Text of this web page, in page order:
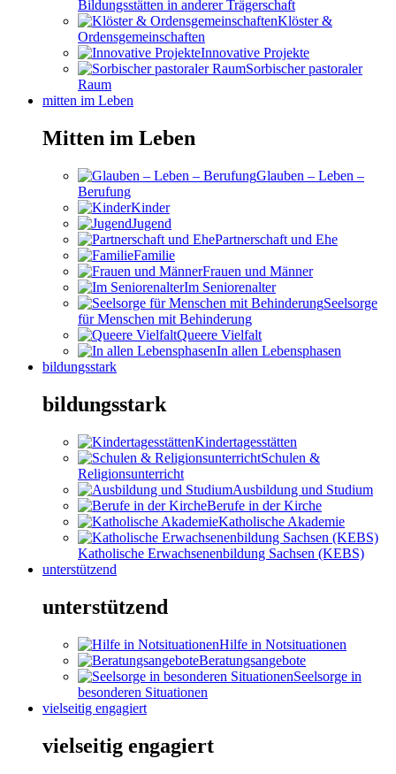
Bildungsstätten in anderer Trägerschaft
Klöster &
Ordensgemeinschaften
Innovative Projekte
Sorbischer pastoraler
Raum
mitten im Leben
Mitten im Leben
Glauben – Leben –
Berufung
Kinder
Jugend
Partnerschaft und Ehe
Familie
Frauen und Männer
Im Seniorenalter
Seelsorge
für Menschen mit Behinderung
Queere Vielfalt
In allen Lebensphasen
bildungsstark
bildungsstark
Kindertagesstätten
Schulen &
Religionsunterricht
Ausbildung und Studium
Berufe in der Kirche
Katholische Akademie
Katholische Erwachsenenbildung Sachsen (KEBS)
unterstützend
unterstützend
Hilfe in Notsituationen
Beratungsangebote
Seelsorge in
besonderen Situationen
vielseitig engagiert
vielseitig engagiert